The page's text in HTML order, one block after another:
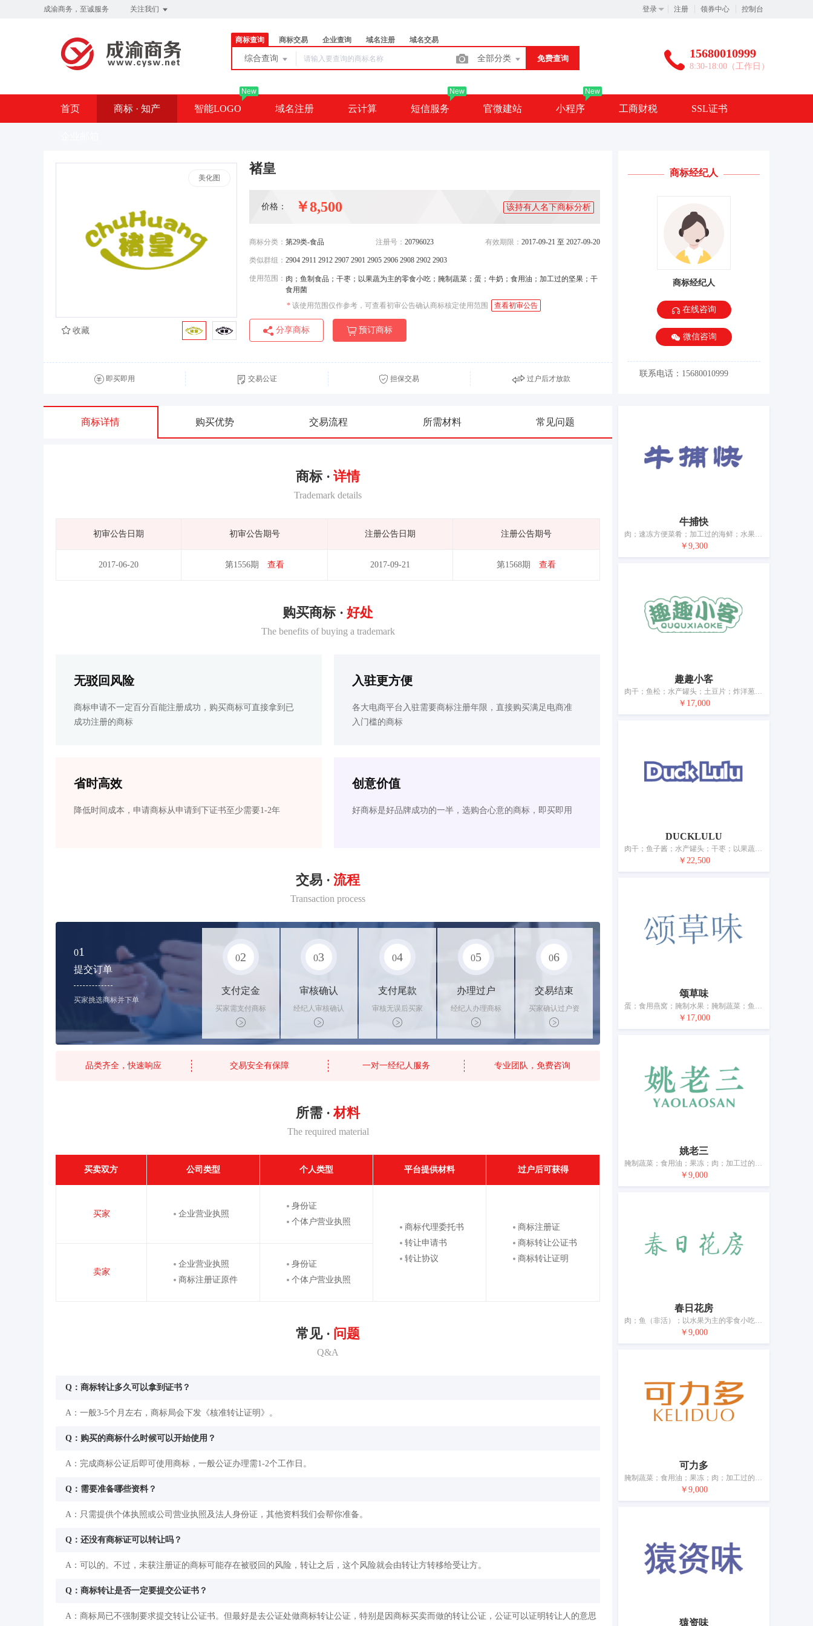
成渝商务，至诚服务 关注我们 登录 注册 领券中心 控制台
商标查询 商标交易 企业查询 域名注册 域名交易
综合查询 全部分类 免费查询 15680010999
8:30-18:00（工作日）
首页 商标 · 知产 智能LOGO
New
域名注册 云计算 短信服务
New
官微建站 小程序
New
工商财税 SSL证书
美化图
褚皇
价格： ￥8,500 该持有人名下商标分析
商标分类： 第29类-食品 注册号： 20796023 有效期限： 2017-09-21 至 2027-09-20
类似群组： 2904 2911 2912 2907 2901 2905 2906 2908 2902 2903
使用范围： 肉；鱼制食品；干枣；以果蔬为主的零食小吃；腌制蔬菜；蛋；牛奶；食用油；加工过的坚果；干
食用菌
* 该使用范围仅作参考，可查看初审公告确认商标核定使用范围 查看初审公告
分享商标 预订商标
收藏
即买即用 交易公证 担保交易 过户后才放款
商标详情 购买优势 交易流程 所需材料 常见问题
商标 · 详情
Trademark details
初审公告日期 初审公告期号 注册公告日期 注册公告期号
2017-06-20 第1556期 查看 2017-09-21 第1568期 查看
购买商标 · 好处
The benefits of buying a trademark
无驳回风险
商标申请不一定百分百能注册成功，购买商标可直接拿到已
成功注册的商标
入驻更方便
各大电商平台入驻需要商标注册年限，直接购买满足电商准
入门槛的商标
省时高效
降低时间成本，申请商标从申请到下证书至少需要1-2年
创意价值
好商标是好品牌成功的一半，选购合心意的商标，即买即用
交易 · 流程
Transaction process
01
提交订单
买家挑选商标并下单
02
支付定金
买家需支付商标
标价的10%的购
买订金
03
审核确认
经纪人审核确认
商标状态
04
支付尾款
审核无误后买家
支付尾款，卖家
办理相关手续
05
办理过户
经纪人办理商标
转让手续，交付
相关证书
06
交易结束
买家确认过户资
料后，平台解冻
资金支付卖家
品类齐全，快速响应 交易安全有保障 一对一经纪人服务 专业团队，免费咨询
所需 · 材料
The required material
买卖双方 公司类型 个人类型 平台提供材料 过户后可获得
买家 企业营业执照
身份证
个体户营业执照
商标代理委托书
转让申请书
转让协议
商标注册证
商标转让公证书
商标转让证明
卖家
企业营业执照
商标注册证原件
身份证
个体户营业执照
常见 · 问题
Q&A
Q：商标转让多久可以拿到证书？
A：一般3-5个月左右，商标局会下发《核准转让证明》。
Q：购买的商标什么时候可以开始使用？
A：完成商标公证后即可使用商标，一般公证办理需1-2个工作日。
Q：需要准备哪些资料？
A：只需提供个体执照或公司营业执照及法人身份证，其他资料我们会帮你准备。
Q：还没有商标证可以转让吗？
A：可以的。不过，未获注册证的商标可能存在被驳回的风险，转让之后，这个风险就会由转让方转移给受让方。
Q：商标转让是否一定要提交公证书？
A：商标局已不强制要求提交转让公证书。但最好是去公证处做商标转让公证，特别是因商标买卖而做的转让公证，公证可以证明转让人的意思
商标经纪人
商标经纪人
在线咨询
微信咨询
联系电话：15680010999
牛捕快
肉；速冻方便菜肴；加工过的海鲜；水果蜜饯；蛋；加工过的坚果；干食用菌；腌制蔬菜；食用油脂；豆腐制品
￥9,300
趣趣小客
肉干；鱼松；水产罐头；土豆片；炸洋葱圈；以果蔬为主的零食小吃；蛋；牛奶；加工过的坚果；豆腐制品
￥17,000
DUCKLULU
肉干；鱼子酱；水产罐头；干枣；以果蔬为主的零食小吃；蛋；牛奶；酸奶；加工过的坚果；豆腐制品
￥22,500
颂草味
蛋；食用燕窝；腌制水果；腌制蔬菜；鱼制食品；食用油脂；加工过的坚果；干食用菌；肉；水果罐头
￥17,000
姚老三
腌制蔬菜；食用油；果冻；肉；加工过的坚果；蛋；鱼制食品；干食用菌；豆腐制品；以果蔬为主的零食小吃
￥9,000
春日花房
肉；鱼（非活）；以水果为主的零食小吃；腌制蔬菜；蛋；牛奶制品；食用油；加工过的坚果；干食用菌；豆腐制品
￥9,000
可力多
腌制蔬菜；食用油；果冻；肉；加工过的坚果；蛋；鱼制食品；干食用菌；豆腐制品；以果蔬为主的零食小吃
￥9,000
猿资味